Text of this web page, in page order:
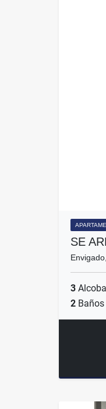
SE
3
2 Baños